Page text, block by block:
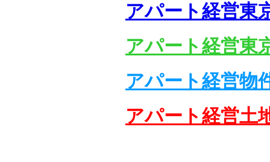
アパート経営東
アパート経営東
アパート経営物
アパート経営土